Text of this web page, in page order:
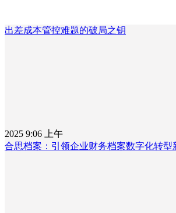
出差成本管控难题的破局之钥
2025 9:06 上午
合思档案：引领企业财务档案数字化转型